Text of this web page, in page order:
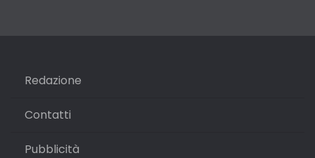
Redazione
Contatti
Pubblicità